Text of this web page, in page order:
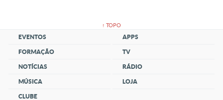
↑ TOPO
EVENTOS
FORMAÇÃO
NOTÍCIAS
MÚSICA
CLUBE
APPS
TV
RÁDIO
LOJA